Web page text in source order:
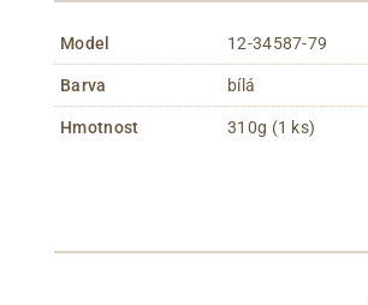
Model 12-34587-79
Barva bílá
Hmotnost 310g (1 ks)